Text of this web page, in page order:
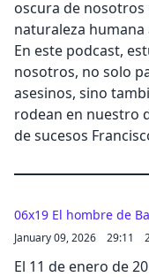
oscura de nosotros
naturaleza humana
En este podcast,
nosotros, no solo
asesinos, sino
rodean en nuestro
de sucesos
06x19 El hombre de
January 09, 2026 29:11
El 11 de enero de